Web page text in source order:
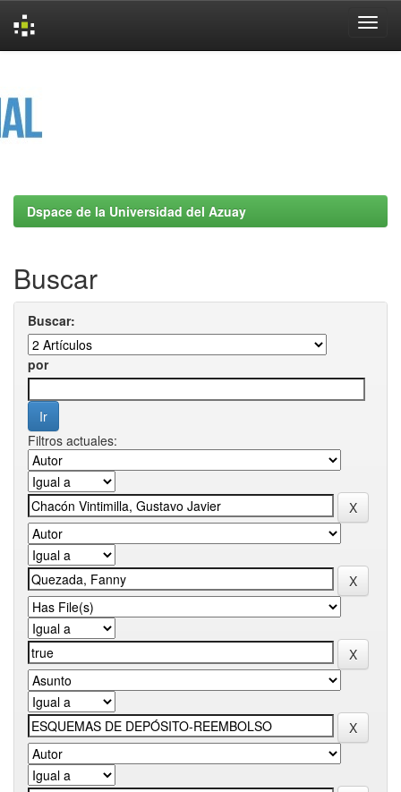
Dspace de la Universidad del Azuay
Buscar
Buscar:
por
Filtros actuales: